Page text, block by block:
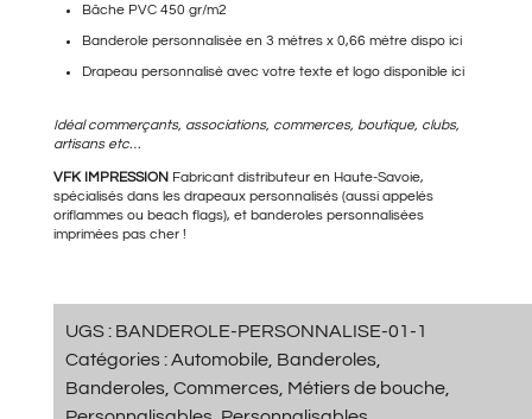
Bâche PVC 450 gr/m2
Banderole personnalisée en 3 mètresx 0,66 mètre dispo ici
Drapeau personnalisé avec votre texte et logodisponible ici
Idéal commerçants, associations, commerces, boutique, clubs,
artisans etc…
VFK IMPRESSIONFabricant distributeur en Haute-Savoie,
spécialisés dans les drapeaux personnalisés(aussi appelés
oriflammes ou beach flags), et banderoles personnalisées
impriméespas cher !
UGS : BANDEROLE-PERSONNALISE-01-1
Catégories :Automobile, Banderoles,
Banderoles, Commerces, Métiers de bouche,